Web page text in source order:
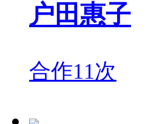
户田惠子
合作11次